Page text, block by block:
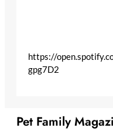
https://
gpg7D2
Pet Family